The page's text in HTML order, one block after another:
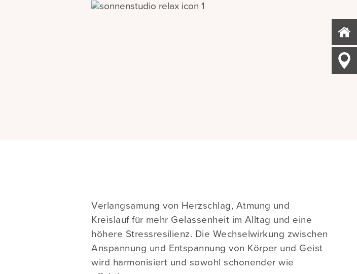
Verlangsamung von Herzschlag, Atmung und
Kreislauf für mehr Gelassenheit im Alltag und eine
höhere Stressresilienz. Die Wechselwirkung zwischen
Anspannung und Entspannung von Körper und Geist
wird harmonisiert und sowohl schonender wie